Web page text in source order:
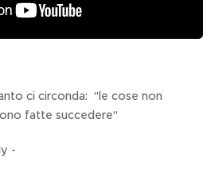
ci circonda: "le cose non
fatte succedere"
-